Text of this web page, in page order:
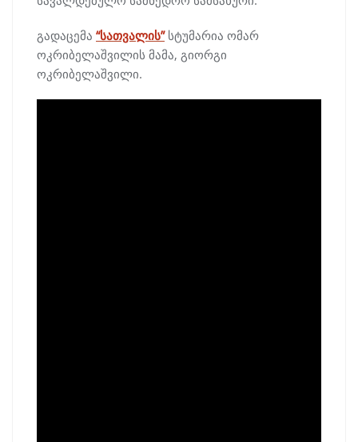
გადაცემა “სათვალის”სტუმარია ომარ
ოკრიბელაშვილის მამა, გიორგი
ოკრიბელაშვილი.